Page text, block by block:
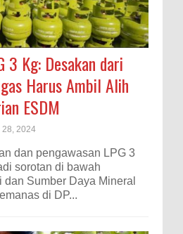
3 Kg: Desakan dari
Harus Ambil Alih
ESDM
28, 2024
dan pengawasan LPG 3
sorotan di bawah
Sumber Daya Mineral
di DP...